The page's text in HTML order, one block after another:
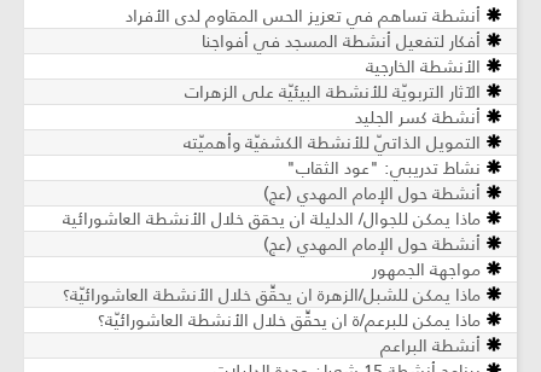
أنشطة تساهم في تعزيز الحس المقاوم لدى الأفراد
أفكار لتفعيل أنشطة المسجد في أفواجنا
الأنشطة الخارجية
الآثار التربويّة للأنشطة البيئيّة على الزهرات
أنشطة كسر الجليد
التمويل الذاتيّ للأنشطة الكشفيّة وأهميّته
نشاط تدريبي: "عود الثقاب"
أنشطة حول الإمام المهدي (عج)
ماذا يمكن للجوال/ الدليلة ان يحقق خلال الأنشطة العاشورائية
أنشطة حول الإمام المهدي (عج)
مواجهة الجمهور
ماذا يمكن للشبل/الزهرة ان يحقِّق خلال الأنشطة العاشورائيّة؟
ماذا يمكن للبرعم/ة ان يحقِّق خلال الأنشطة العاشورائيّة؟
أنشطة البراعم